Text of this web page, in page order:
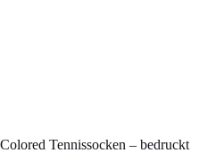
Colored Tennissocken – bedruckt